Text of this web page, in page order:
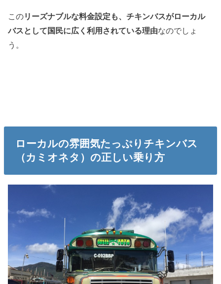
このリーズナブルな料金設定も、チキンバスがローカル
バスとして国民に広く利用されている理由なのでしょ
う。
ローカルの雰囲気たっぷりチキンバス
（カミオネタ）の正しい乗り方